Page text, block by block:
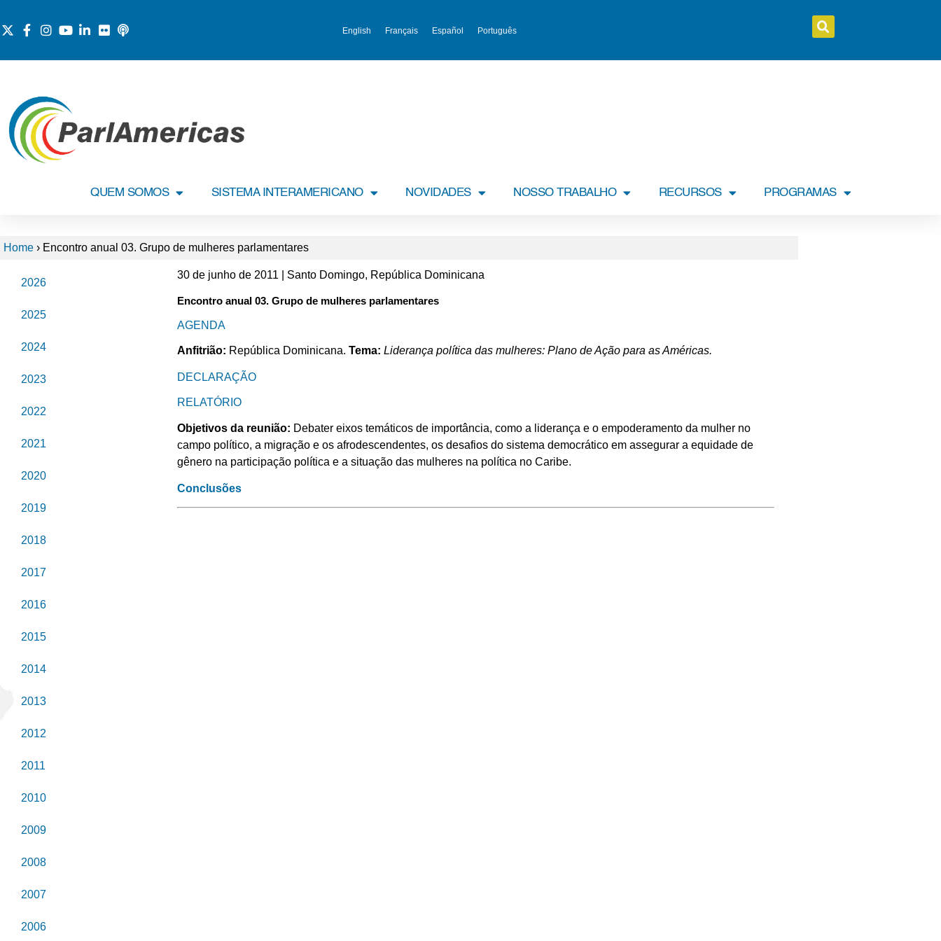
English Français Español Português
QUEM SOMOS SISTEMA INTERAMERICANO NOVIDADES NOSSO TRABALHO RECURSOS PROGRAMAS
Home › Encontro anual 03. Grupo de mulheres parlamentares
2026
2025
2024
2023
2022
2021
2020
2019
2018
2017
2016
2015
2014
2013
2012
2011
2010
2009
2008
2007
2006
30 de junho de 2011 | Santo Domingo, República Dominicana
Encontro anual 03. Grupo de mulheres parlamentares
AGENDA
Anfitrião: República Dominicana.Tema: Liderança política das mulheres: Plano de Ação para as Américas.
DECLARAÇÃO
RELATÓRIO
Objetivos da reunião: Debater eixos temáticos de importância, como a liderança e o empoderamento da mulher no
campo político, a migração e os afrodescendentes, os desafios do sistema democrático em assegurar a equidade de
gênero na participação política e a situação das mulheres na política no Caribe.
Conclusões